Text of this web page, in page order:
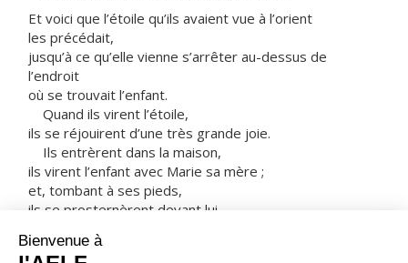
Et voici que l’étoile qu’ils avaient vue à l’orient
les précédait,
jusqu’à ce qu’elle vienne s’arrêter au-dessus de
l’endroit
où se trouvait l’enfant.
Quand ils virent l’étoile,
ils se réjouirent d’une très grande joie.
Ils entrèrent dans la maison,
ils virent l’enfant avec Marie sa mère ;
et, tombant à ses pieds,
ils se prosternèrent devant lui.
et lui offrirent leurs présents :